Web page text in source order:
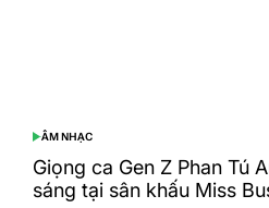
POSTED
IN
ÂM NHẠC
Giọng ca Gen Z Phan Tú
sáng tại sân khấu Miss